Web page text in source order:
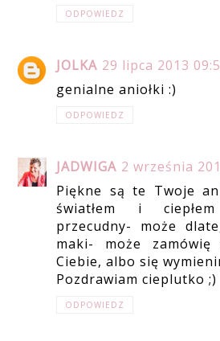
ODPOWIEDZ
JOLKA 29 lipca 2013
genialne aniołki :)
ODPOWIEDZ
JADWIGA 2 września
Piękne są te Twoje
światłem i
przecudny- może
maki- może
Ciebie, albo się
Pozdrawiam cieplutko ;)
ODPOWIEDZ